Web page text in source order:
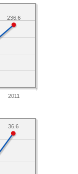
2011
236.6
36.6